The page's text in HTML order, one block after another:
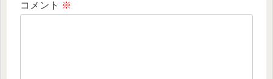
コメント ※